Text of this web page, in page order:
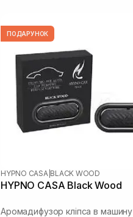
ПОДАРУНОК
HYPNO CASA BLACK WOOD
HYPNO CASA Black Wood
Аромадифузор кліпса в машину